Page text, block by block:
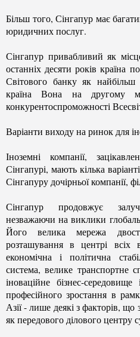
Більш того, Сінгапур має
юридичних послуг.
Сінгапур привабливий як
останніх десяти років країна
Світового банку як найбільш
країна Вона на другому
конкурентоспроможності
Варіанти виходу на ринок для
Іноземні компанії,
Сінгапурі, мають кілька
Сінгапуру дочірньої компанії,
Сінгапур продовжує
незважаючи на виклики
Його велика мережа
розташування в центрі всіх
економічна і політична
система, велике транспортне
іноваційне бізнес-
професійного зростання в
Азії - лише деякі з факторів,
як передового ділового центру